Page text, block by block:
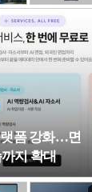
폼 강화…면
지 확대